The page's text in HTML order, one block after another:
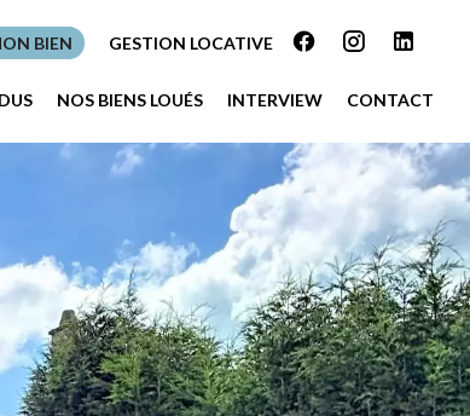
BIEN GESTION LOCATIVE
NOS BIENS LOUÉS INTERVIEW CONTACT